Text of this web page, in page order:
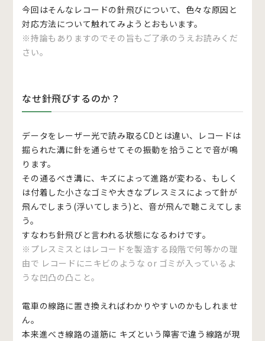
今回はそんなレコードの針飛びについて、色々な原因と
対応方法について触れてみようとおもいます。
※持論もありますのでその旨もご了承のうえお読みくだ
さい。
なせ針飛びするのか？
データをレーザー光で読み取るCDとは違い、レコードは
掘られた溝に針を通らせてその振動を拾うことで音が鳴
ります。
その通るべき溝に、キズによって進路が変わる、もしく
は付着した小さなゴミや大きなプレスミスによって針が
飛んでしまう(浮いてしまう)と、音が飛んで聴こえてしま
う。
すなわち針飛びと言われる状態になるわけです。
※プレスミスとはレコードを製造する段階で何等かの理
由で レコードにニキビのような or ゴミが入っているよ
うな凹凸の凸こと。
電車の線路に置き換えればわかりやすいのかもしれませ
ん。
本来進べき線路の道筋に キズという障害で違う線路が現